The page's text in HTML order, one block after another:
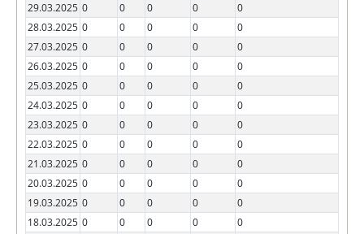
29.03.2025 0 0 0 0
0
28.03.2025 0 0 0 0
0
27.03.2025 0 0 0 0
0
26.03.2025 0 0 0 0
0
25.03.2025 0 0 0 0
0
24.03.2025 0 0 0 0
0
23.03.2025 0 0 0 0
0
22.03.2025 0 0 0 0
0
21.03.2025 0 0 0 0
0
20.03.2025 0 0 0 0
0
19.03.2025 0 0 0 0
0
18.03.2025 0 0 0 0
0